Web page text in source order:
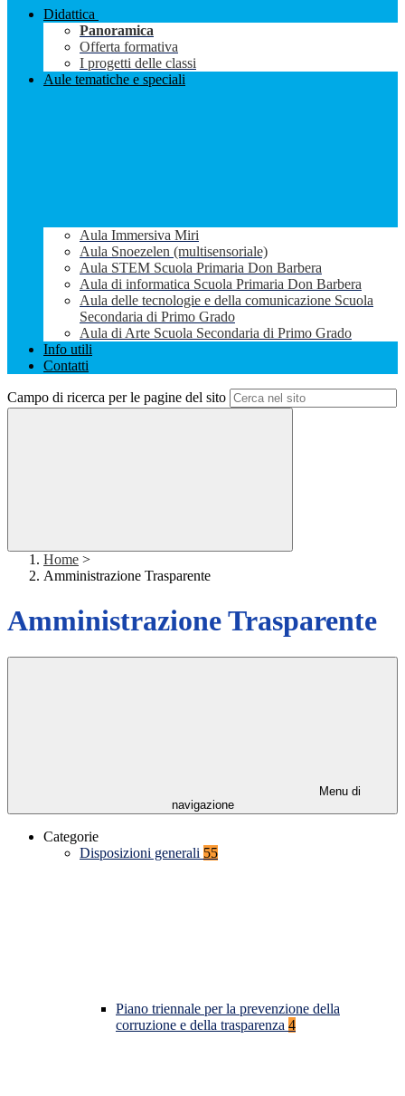
Didattica
Panoramica
Offerta formativa
I progetti delle classi
Aule tematiche e speciali
Aula Immersiva Miri
Aula Snoezelen (multisensoriale)
Aula STEM Scuola Primaria Don Barbera
Aula di informatica Scuola Primaria Don Barbera
Aula delle tecnologie e della comunicazione Scuola
Secondaria di Primo Grado
Aula di Arte Scuola Secondaria di Primo Grado
Info utili
Contatti
Campo di ricerca per le pagine del sito
Home >
Amministrazione Trasparente
Amministrazione Trasparente
Menu di
navigazione
Categorie
Disposizioni generali 55
Piano triennale per la prevenzione della
corruzione e della trasparenza 4